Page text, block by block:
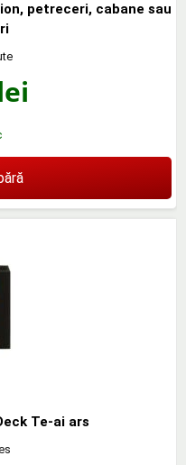
petreceri, cabane sau
Te-ai ars